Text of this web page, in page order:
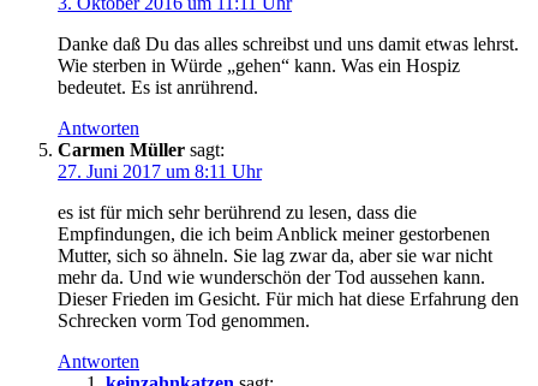
Danke daß Du das alles schreibst und uns damit etwas lehrst.
Wie sterben in Würde „gehen“ kann. Was ein Hospiz
bedeutet. Es ist anrührend.
Antworten
Carmen Müller sagt:
27. Juni 2017 um 8:11 Uhr
es ist für mich sehr berührend zu lesen, dass die
Empfindungen, die ich beim Anblick meiner gestorbenen
Mutter, sich so ähneln. Sie lag zwar da, aber sie war nicht
mehr da. Und wie wunderschön der Tod aussehen kann.
Dieser Frieden im Gesicht. Für mich hat diese Erfahrung den
Schrecken vorm Tod genommen.
Antworten